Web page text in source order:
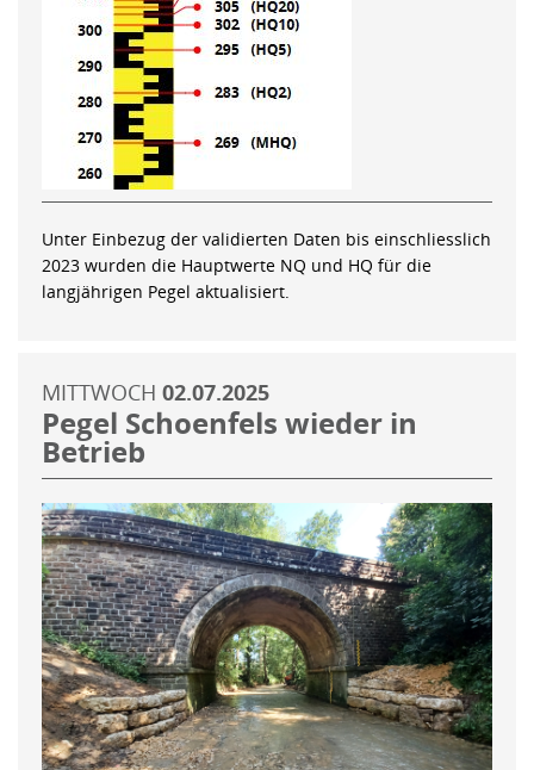
Unter Einbezug der validierten Daten bis einschliesslich
2023 wurden die Hauptwerte NQ und HQ für die
langjährigen Pegel aktualisiert.
MITTWOCH 02.07.2025
Pegel Schoenfels wieder in
Betrieb